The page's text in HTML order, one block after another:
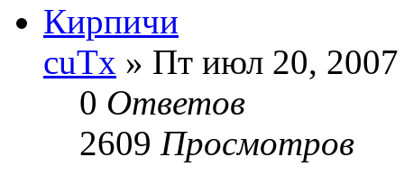
Кирпичи
cuTx » Пт июл 20,
0 Ответов
2609 Просмотров